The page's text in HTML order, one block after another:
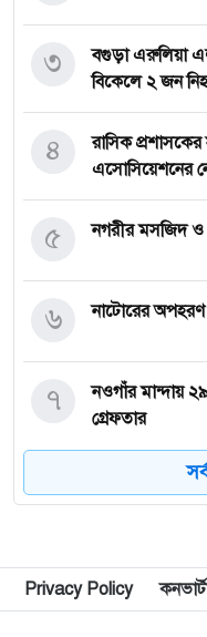
বগুড়া এরুলিয়া
বিকেলে ২ জন
৩
রাসিক
এসোসিয়েশনের
৪
নগরীর মসজিদ ও
৫
নাটোরের
৬
নওগাঁর মান্দায়
গ্রেফতার
৭
কিডনি রোগে
এসিল্যান্ড
৮
নগরীতে
ব্যবসায়ী স্বামী-স্ত্রী
৯
Privacy Policy